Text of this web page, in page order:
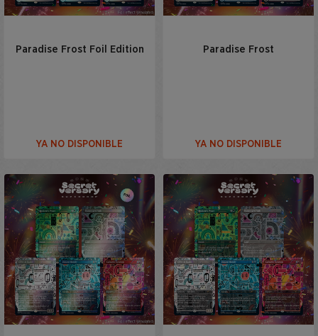
Paradise Frost Foil Edition
YA NO DISPONIBLE
Paradise Frost
YA NO DISPONIBLE